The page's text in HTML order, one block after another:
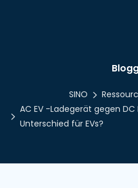
SINO
AC EV -Ladegerät gegen
Unterschied für EVs?